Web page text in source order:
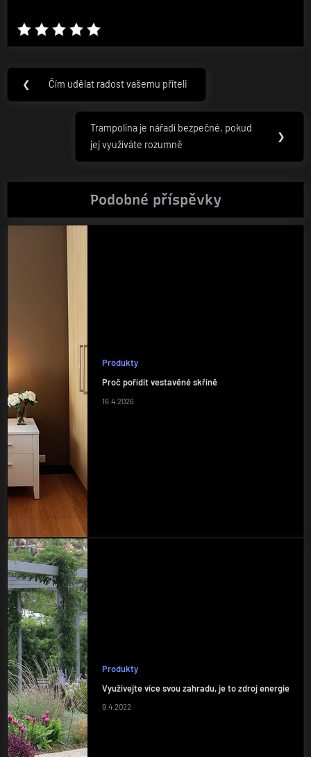
Navigace
pro
příspěvek
❮
Previous
Čím udělat radost vašemu příteli
Next
Post:
Trampolína je nářadí bezpečné, pokud
jej využíváte rozumně
❯
Podobné příspěvky
Produkty
Proč pořídit vestavěné skříně
16.4.2026
Produkty
Využívejte více svou zahradu, je to zdroj energie
9.4.2022